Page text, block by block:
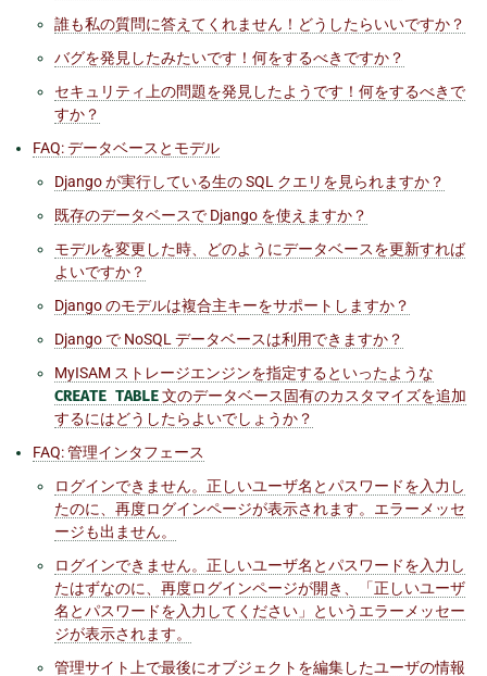
誰も私の質問に答えてくれません！どうしたらいいですか？
バグを発見したみたいです！何をするべきですか？
セキュリティ上の問題を発見したようです！何をするべきで
すか？
FAQ: データベースとモデル
Django が実行している生の SQL クエリを見られますか？
既存のデータベースで Django を使えますか？
モデルを変更した時、どのようにデータベースを更新すれば
よいですか？
Django のモデルは複合主キーをサポートしますか？
Django で NoSQL データベースは利用できますか？
MyISAM ストレージエンジンを指定するといったような
CREATE TABLE文のデータベース固有のカスタマイズを追加
するにはどうしたらよいでしょうか？
FAQ: 管理インタフェース
ログインできません。正しいユーザ名とパスワードを入力し
たのに、再度ログインページが表示されます。エラーメッセ
ージも出ません。
ログインできません。正しいユーザ名とパスワードを入力し
たはずなのに、再度ログインページが開き、「正しいユーザ
名とパスワードを入力してください」というエラーメッセー
ジが表示されます。
管理サイト上で最後にオブジェクトを編集したユーザの情報